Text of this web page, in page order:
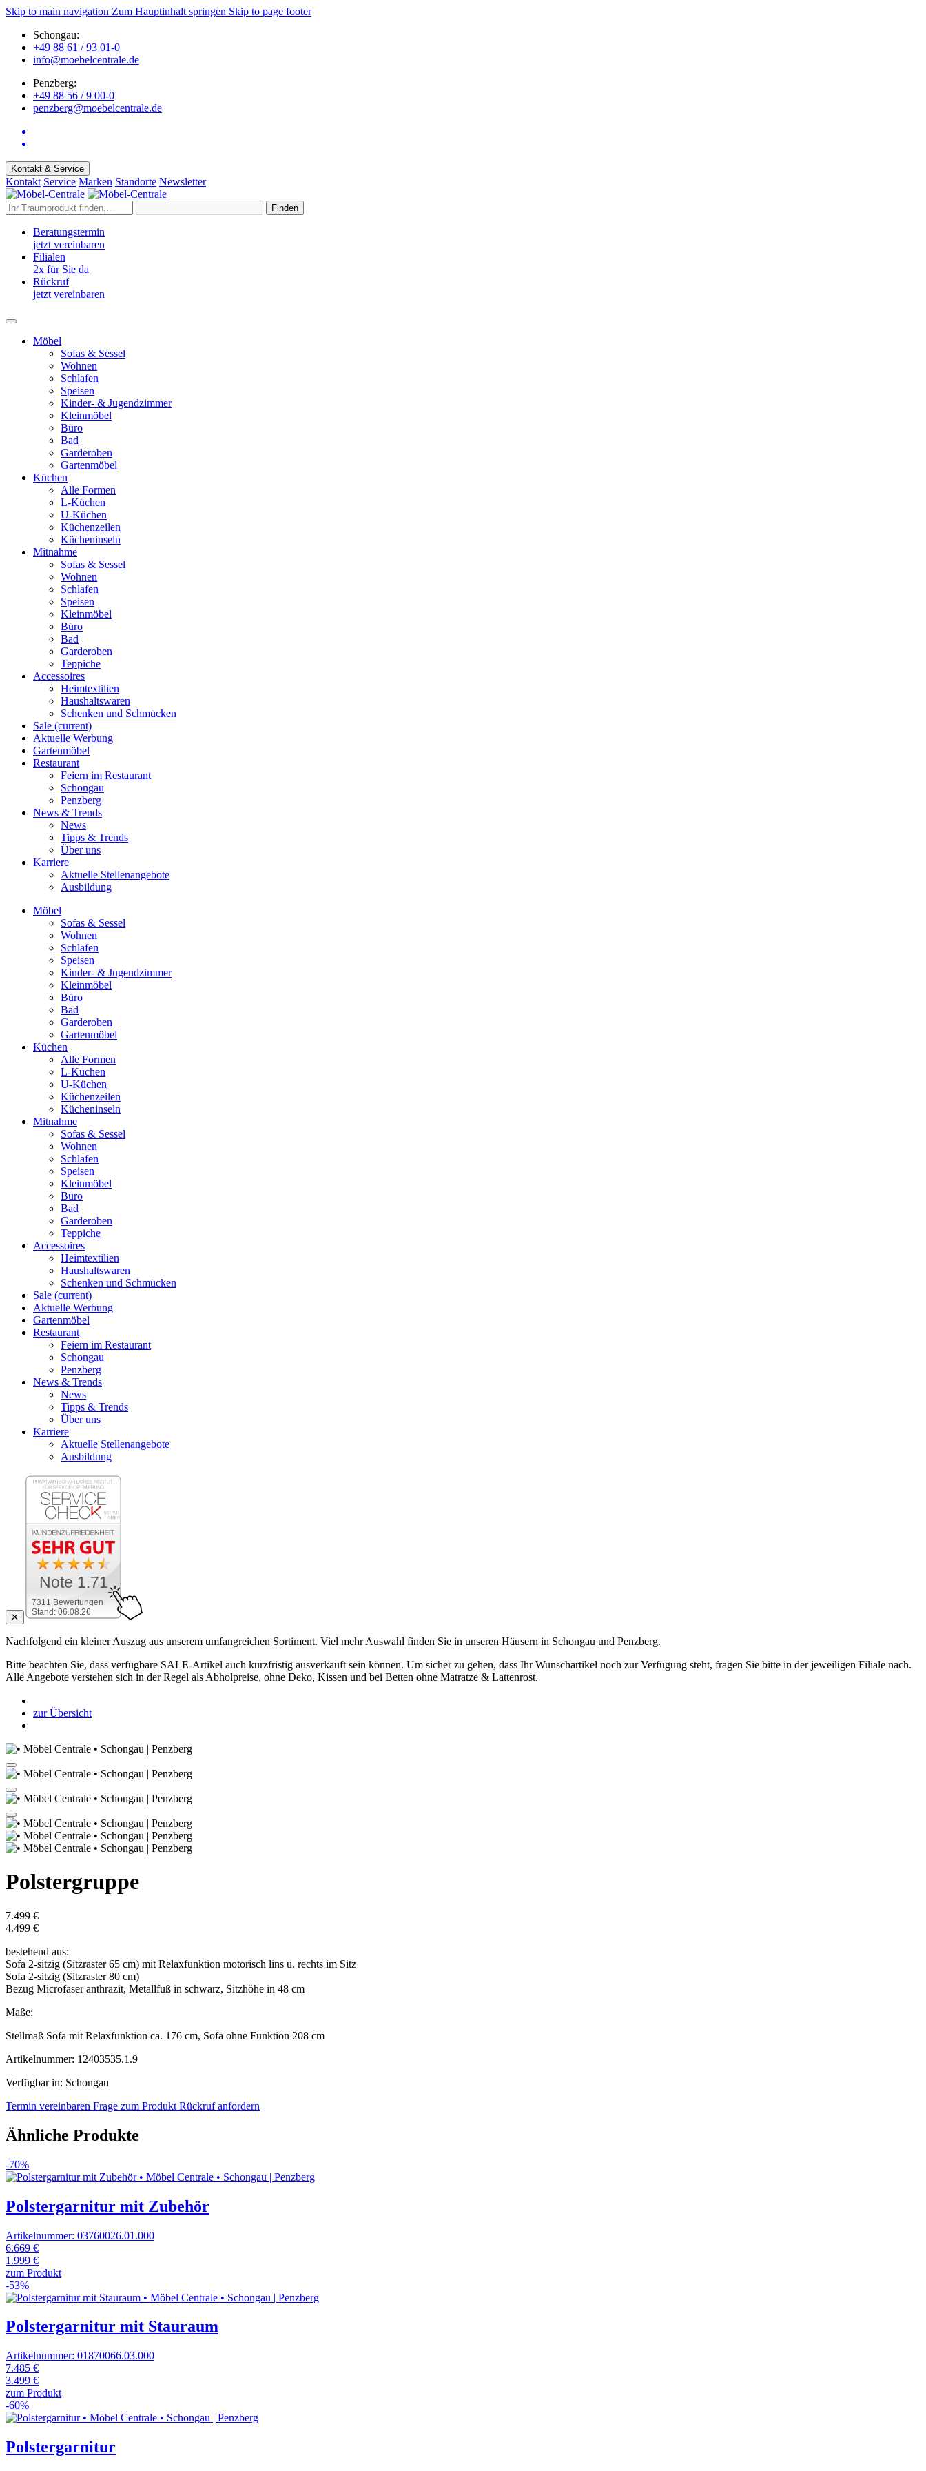
Skip to main navigation Zum Hauptinhalt springen Skip to page footer
Schongau:
+49 88 61 / 93 01-0
info@moebelcentrale.de
Penzberg:
+49 88 56 / 9 00-0
penzberg@moebelcentrale.de
Kontakt & Service
Kontakt Service Marken Standorte Newsletter
Finden
Beratungstermin
jetzt vereinbaren
Filialen
2x für Sie da
Rückruf
jetzt vereinbaren
Möbel
Sofas & Sessel
Wohnen
Schlafen
Speisen
Kinder- & Jugendzimmer
Kleinmöbel
Büro
Bad
Garderoben
Gartenmöbel
Küchen
Alle Formen
L-Küchen
U-Küchen
Küchenzeilen
Kücheninseln
Mitnahme
Sofas & Sessel
Wohnen
Schlafen
Speisen
Kleinmöbel
Büro
Bad
Garderoben
Teppiche
Accessoires
Heimtextilien
Haushaltswaren
Schenken und Schmücken
Sale (current)
Aktuelle Werbung
Gartenmöbel
Restaurant
Feiern im Restaurant
Schongau
Penzberg
News & Trends
News
Tipps & Trends
Über uns
Karriere
Aktuelle Stellenangebote
Ausbildung
Möbel
Sofas & Sessel
Wohnen
Schlafen
Speisen
Kinder- & Jugendzimmer
Kleinmöbel
Büro
Bad
Garderoben
Gartenmöbel
Küchen
Alle Formen
L-Küchen
U-Küchen
Küchenzeilen
Kücheninseln
Mitnahme
Sofas & Sessel
Wohnen
Schlafen
Speisen
Kleinmöbel
Büro
Bad
Garderoben
Teppiche
Accessoires
Heimtextilien
Haushaltswaren
Schenken und Schmücken
Sale (current)
Aktuelle Werbung
Gartenmöbel
Restaurant
Feiern im Restaurant
Schongau
Penzberg
News & Trends
News
Tipps & Trends
Über uns
Karriere
Aktuelle Stellenangebote
Ausbildung
✕
7311 Bewertungen
Stand: 06.08.26
Note 1.71
Nachfolgend ein kleiner Auszug aus unserem umfangreichen Sortiment. Viel mehr Auswahl finden Sie in unseren Häusern in Schongau und Penzberg.
Bitte beachten Sie, dass verfügbare SALE-Artikel auch kurzfristig ausverkauft sein können. Um sicher zu gehen, dass Ihr Wunschartikel noch zur Verfügung steht, fragen Sie bitte in der jeweiligen Filiale nach.
Alle Angebote verstehen sich in der Regel als Abholpreise, ohne Deko, Kissen und bei Betten ohne Matratze & Lattenrost.
zur Übersicht
Polstergruppe
7.499 €
4.499 €
bestehend aus:
Sofa 2-sitzig (Sitzraster 65 cm) mit Relaxfunktion motorisch lins u. rechts im Sitz
Sofa 2-sitzig (Sitzraster 80 cm)
Bezug Microfaser anthrazit, Metallfuß in schwarz, Sitzhöhe in 48 cm
Maße:
Stellmaß Sofa mit Relaxfunktion ca. 176 cm, Sofa ohne Funktion 208 cm
Artikelnummer: 12403535.1.9
Verfügbar in: Schongau
Termin vereinbaren Frage zum Produkt Rückruf anfordern
Ähnliche Produkte
-70%
Polstergarnitur mit Zubehör
Artikelnummer: 03760026.01.000
6.669 €
1.999 €
zum Produkt
-53%
Polstergarnitur mit Stauraum
Artikelnummer: 01870066.03.000
7.485 €
3.499 €
zum Produkt
-60%
Polstergarnitur